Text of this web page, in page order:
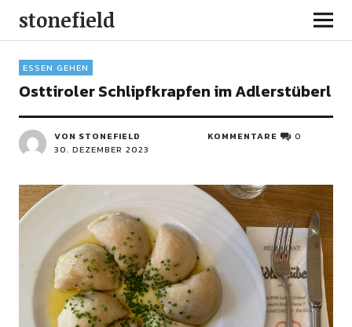
stonefield
ESSEN GEHEN
Osttiroler Schlipfkrapfen im Adlerstüberl
VON STONEFIELD
30. DEZEMBER 2023
KOMMENTARE 0